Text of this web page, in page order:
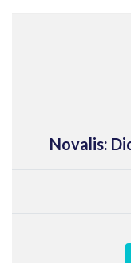
Novalis: